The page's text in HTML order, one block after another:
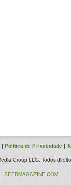
| Política de Privacidade |
Group LLC. Todos
| SEEDMAGAZINE.COM